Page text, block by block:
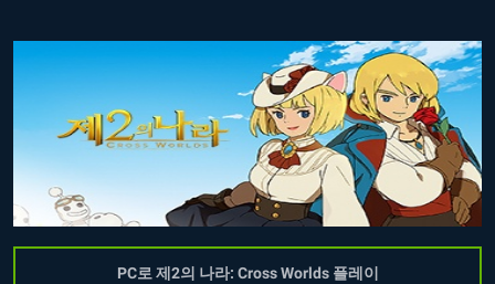
PC로 제2의 나라: Cross Worlds 플레이